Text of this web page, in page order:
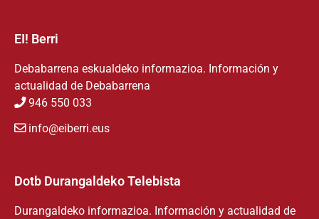
EI! Berri
Debabarrena eskualdeko informazioa. Información y
actualidad de Debabarrena
946 550 033
info@eiberri.eus
Dotb Durangaldeko Telebista
Durangaldeko informazioa. Información y actualidad de